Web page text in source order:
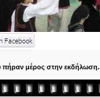
πήραν μέρος στην εκδήλωση.